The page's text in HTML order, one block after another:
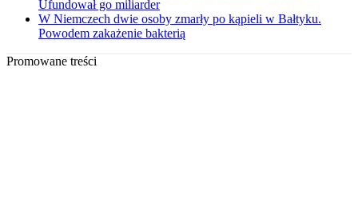
Ufundował go miliarder
W Niemczech dwie osoby zmarły po kąpieli w Bałtyku.
Powodem zakażenie bakterią
Promowane treści